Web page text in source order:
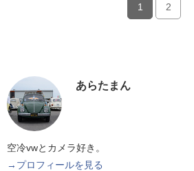
1 2
あらたまん
空冷vwとカメラ好き。
→プロフィールを見る